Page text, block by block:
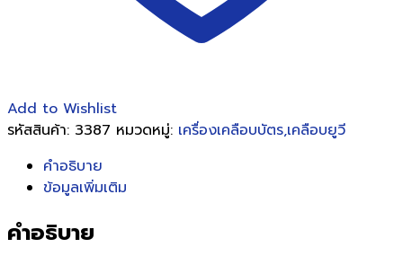
Add to Wishlist
รหัสสินค้า: 3387 หมวดหมู่: เครื่องเคลือบบัตร,เคลือบยูวี
คำอธิบาย
ข้อมูลเพิ่มเติม
คำอธิบาย